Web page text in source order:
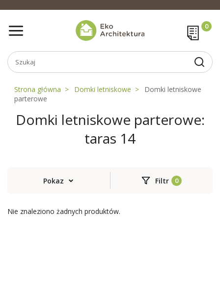
Strona główna Domki letniskowe
Domki letniskowe
parterowe
Domki letniskowe parterowe:
taras 14
Pokaz Filtr
Nie znaleziono żadnych produktów.